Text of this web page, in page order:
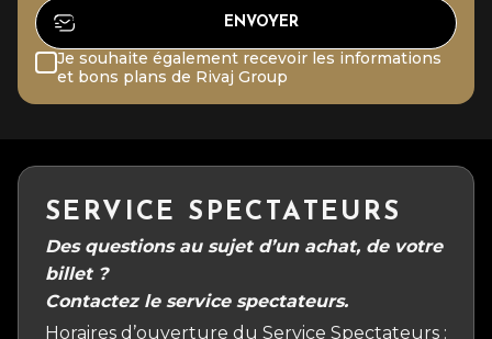
Je souhaite également recevoir les informations
et bons plans de Rivaj Group
SERVICE SPECTATEURS
Des questions au sujet d’un achat, de votre
billet ?
Contactez le service spectateurs.
Horaires d’ouverture du Service Spectateurs :